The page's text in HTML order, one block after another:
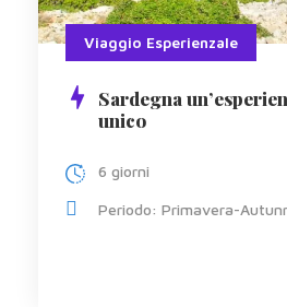
Viaggio Esperienzale
Sardegna
unico
6 giorni
Periodo: Primavera-